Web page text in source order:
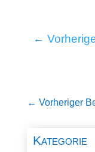
←
← Vorheriger
Kategorie